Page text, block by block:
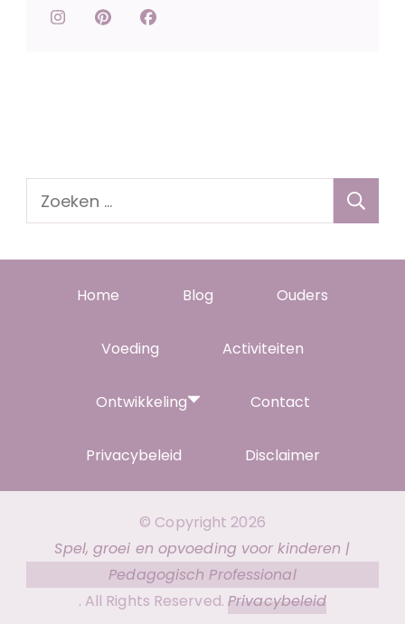
Zoeken
naar:
Home Blog Ouders
Voeding Activiteiten
Ontwikkeling Contact
Privacybeleid Disclaimer
© Copyright 2026
Spel, groei en opvoeding voor kinderen |
Pedagogisch Professional
. All Rights Reserved. Privacybeleid